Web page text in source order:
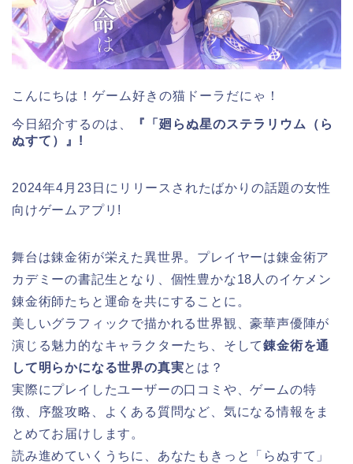
こんにちは！ゲーム好きの猫ドーラだにゃ！
今日紹介するのは、
『「廻らぬ星のステラリウム（ら
ぬすて）』!
2024年4月23日にリリースされたばかりの話題の女性
向けゲームアプリ!
舞台は錬金術が栄えた異世界。プレイヤーは錬金術ア
カデミーの書記生となり、個性豊かな18人のイケメン
錬金術師たちと運命を共にすることに。
美しいグラフィックで描かれる世界観、豪華声優陣が
演じる魅力的なキャラクターたち、そして錬金術を通
して明らかになる世界の真実とは？
実際にプレイしたユーザーの口コミや、ゲームの特
徴、序盤攻略、よくある質問など、気になる情報をま
とめてお届けします。
読み進めていくうちに、あなたもきっと「らぬすて」